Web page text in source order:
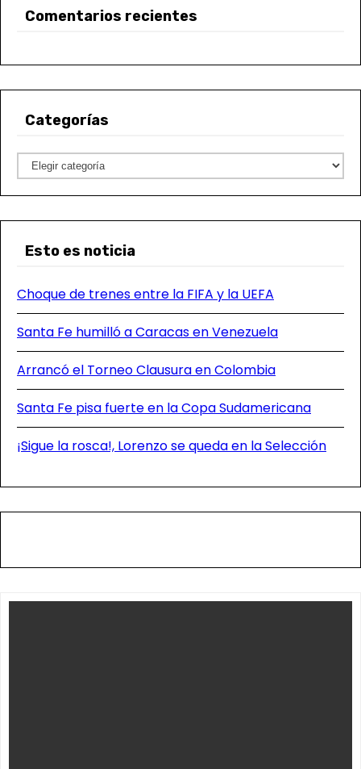
Comentarios recientes
Categorías
a
r
a
s
Esto es noticia
Choque de trenes entre la FIFA y la UEFA
Santa Fe humilló a Caracas en Venezuela
Arrancó el Torneo Clausura en Colombia
Santa Fe pisa fuerte en la Copa Sudamericana
¡Sigue la rosca!, Lorenzo se queda en la Selección